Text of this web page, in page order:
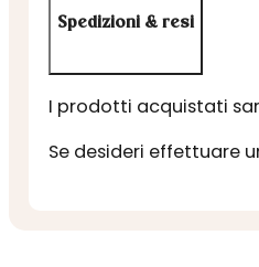
Spedizioni & resi
I prodotti acquistati
Se desideri effettuare